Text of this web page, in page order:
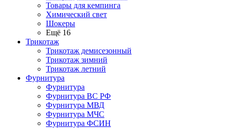
Товары для кемпинга
Химический свет
Шокеры
Ещё 16
Трикотаж
Трикотаж демисезонный
Трикотаж зимний
Трикотаж летний
Фурнитура
Фурнитура
Фурнитура ВС РФ
Фурнитура МВД
Фурнитура МЧС
Фурнитура ФСИН